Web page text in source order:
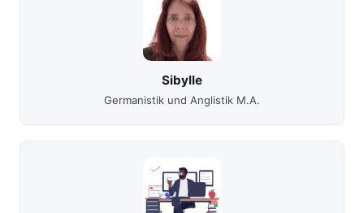
Sibylle
Germanistik und Anglistik M.A.